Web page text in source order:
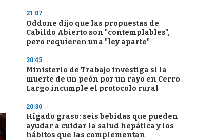
21:07
Oddone dijo que las propuestas de
Cabildo Abierto son "contemplables",
pero requieren una "ley aparte"
20:45
Ministerio de Trabajo investiga si la
muerte de un peón por un rayo en Cerro
Largo incumple el protocolo rural
20:30
Hígado graso: seis bebidas que pueden
ayudar a cuidar la salud hepática y los
hábitos que las complementan